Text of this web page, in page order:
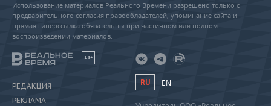
Использование материалов Реального Времени разрешено только с
предварительного согласия правообладателей, упоминание сайта и
прямая гиперссылка обязательны при частичном или полном
воспроизведении материалов.
18+
РЕДАКЦИЯ
РЕКЛАМА
RU EN